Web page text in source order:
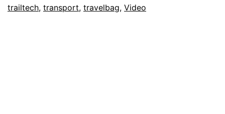
trailtech, transport, travelbag, Video